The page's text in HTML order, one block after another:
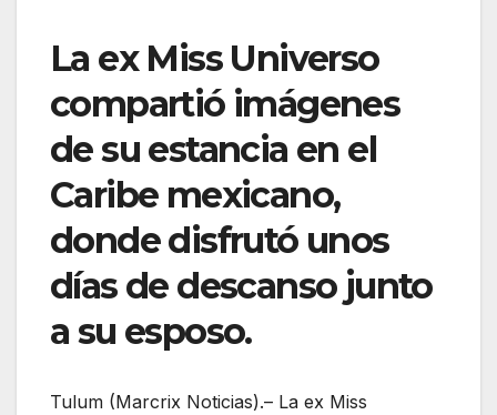
La ex Miss Universo
compartió imágenes
de su estancia en el
Caribe mexicano,
donde disfrutó unos
días de descanso junto
a su esposo.
Tulum (Marcrix Noticias).– La ex Miss